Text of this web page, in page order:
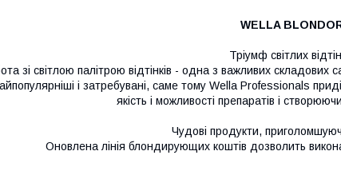
WELLA
Тріумф світлих
зі світлою палітрою відтінків - одна з важливих складових
і затребувані, саме тому Wella Professionals
якість і можливості препаратів і
Чудові продукти,
Оновлена лінія блондирующих коштів дозволить